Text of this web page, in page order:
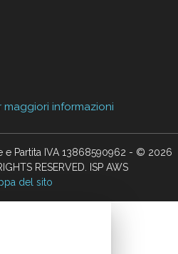
informazioni
Partita IVA 13868590962 - © 2026
RESERVED. ISP AWS
del sito